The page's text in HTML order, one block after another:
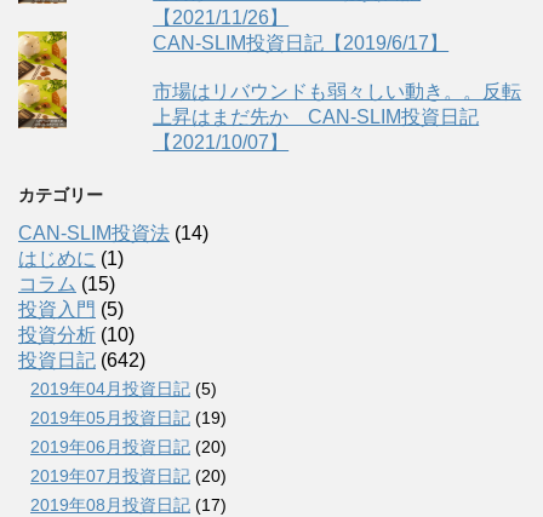
【2021/11/26】
CAN-SLIM投資日記【2019/6/17】
市場はリバウンドも弱々しい動き。。反転
上昇はまだ先か CAN-SLIM投資日記
【2021/10/07】
カテゴリー
CAN-SLIM投資法 (14)
はじめに (1)
コラム (15)
投資入門 (5)
投資分析 (10)
投資日記 (642)
2019年04月投資日記 (5)
2019年05月投資日記 (19)
2019年06月投資日記 (20)
2019年07月投資日記 (20)
2019年08月投資日記 (17)